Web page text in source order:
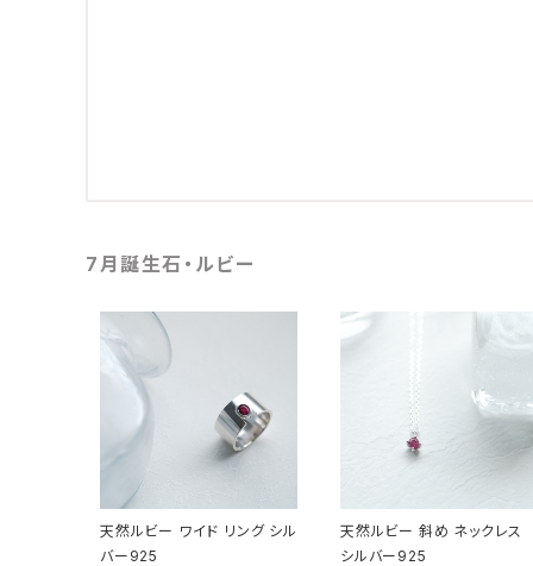
7月誕生石・ルビー
天然ルビー ワイド リング シル
バー925
天然ルビー 斜め ネックレス
シルバー925